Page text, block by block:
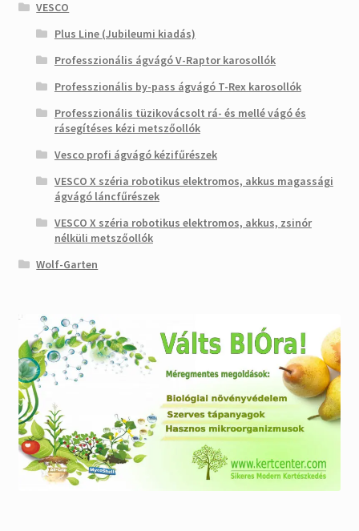
VESCO
Plus Line (Jubileumi kiadás)
Professzionális ágvágó V-Raptor karosollók
Professzionális by-pass ágvágó T-Rex karosollók
Professzionális tüzikovácsolt rá- és mellé vágó és
rásegítéses kézi metszőollók
Vesco profi ágvágó kézifűrészek
VESCO X széria robotikus elektromos, akkus magassági
ágvágó láncfűrészek
VESCO X széria robotikus elektromos, akkus, zsinór
nélküli metszőollók
Wolf-Garten